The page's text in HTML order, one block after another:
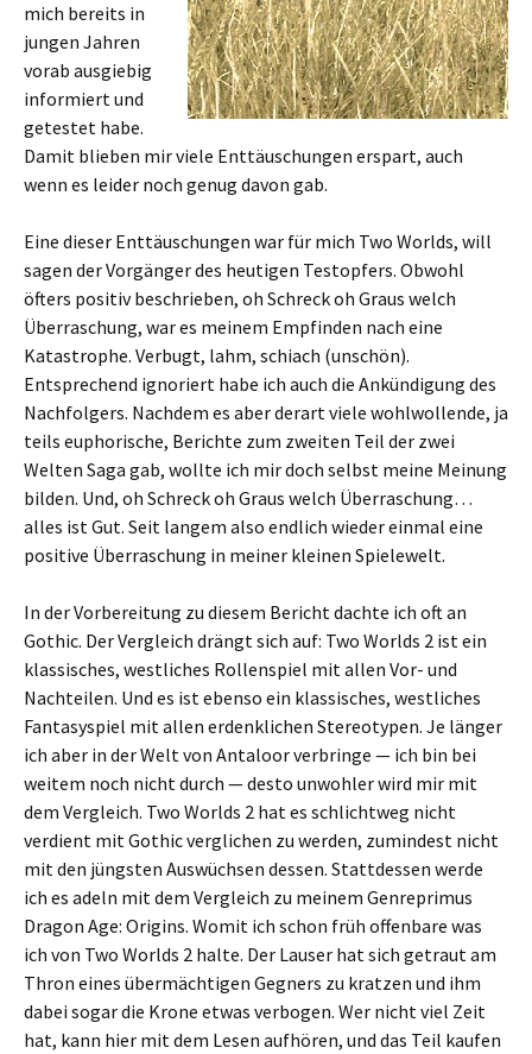
mich bereits in
jungen Jahren
vorab ausgiebig
informiert und
getestet habe.
Damit blieben mir viele Enttäuschungen erspart, auch
wenn es leider noch genug davon gab.
Eine dieser Enttäuschungen war für mich Two Worlds, will
sagen der Vorgänger des heutigen Testopfers. Obwohl
öfters positiv beschrieben, oh Schreck oh Graus welch
Überraschung, war es meinem Empfinden nach eine
Katastrophe. Verbugt, lahm, schiach (unschön).
Entsprechend ignoriert habe ich auch die Ankündigung des
Nachfolgers. Nachdem es aber derart viele wohlwollende, ja
teils euphorische, Berichte zum zweiten Teil der zwei
Welten Saga gab, wollte ich mir doch selbst meine Meinung
bilden. Und, oh Schreck oh Graus welch Überraschung…
alles ist Gut. Seit langem also endlich wieder einmal eine
positive Überraschung in meiner kleinen Spielewelt.
In der Vorbereitung zu diesem Bericht dachte ich oft an
Gothic. Der Vergleich drängt sich auf: Two Worlds 2 ist ein
klassisches, westliches Rollenspiel mit allen Vor- und
Nachteilen. Und es ist ebenso ein klassisches, westliches
Fantasyspiel mit allen erdenklichen Stereotypen. Je länger
ich aber in der Welt von Antaloor verbringe — ich bin bei
weitem noch nicht durch — desto unwohler wird mir mit
dem Vergleich. Two Worlds 2 hat es schlichtweg nicht
verdient mit Gothic verglichen zu werden, zumindest nicht
mit den jüngsten Auswüchsen dessen. Stattdessen werde
ich es adeln mit dem Vergleich zu meinem Genreprimus
Dragon Age: Origins. Womit ich schon früh offenbare was
ich von Two Worlds 2 halte. Der Lauser hat sich getraut am
Thron eines übermächtigen Gegners zu kratzen und ihm
dabei sogar die Krone etwas verbogen. Wer nicht viel Zeit
hat, kann hier mit dem Lesen aufhören, und das Teil kaufen